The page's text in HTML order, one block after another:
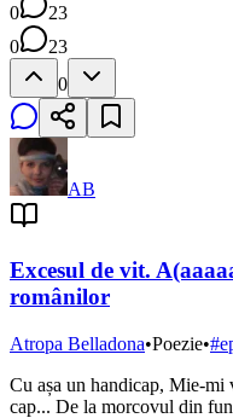
0
23
0
23
0
AB
Excesul de vit.
românilor
Atropa Belladona•Poezie•#
Cu așa un handicap, Mie-mi
cap... De la morcovul din